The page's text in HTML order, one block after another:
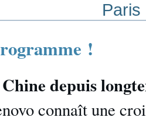
!
depuis
connaît une